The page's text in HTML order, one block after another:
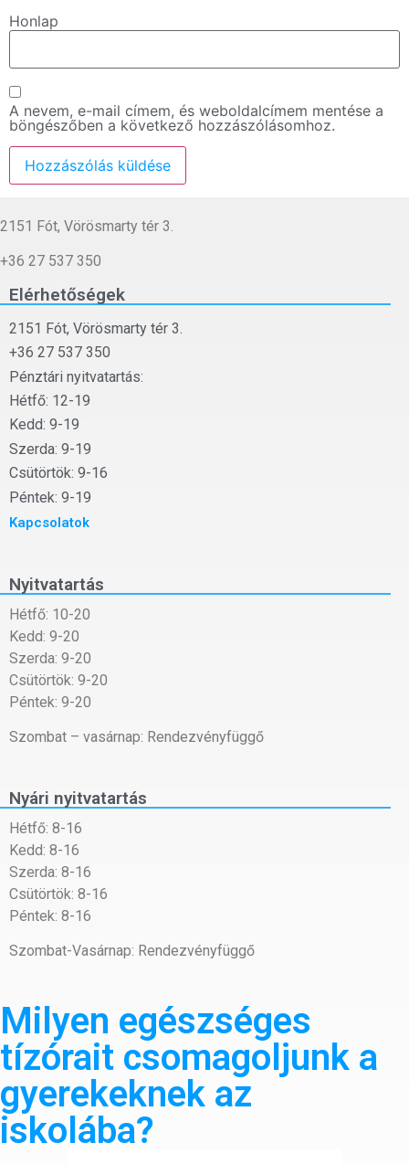
Honlap
A nevem, e-mail címem, és weboldalcímem mentése a
böngészőben a következő hozzászólásomhoz.
2151 Fót, Vörösmarty tér 3.
+36 27 537 350
Elérhetőségek
2151 Fót, Vörösmarty tér 3.
+36 27 537 350
Pénztári nyitvatartás:
Hétfő: 12-19
Kedd: 9-19
Szerda: 9-19
Csütörtök: 9-16
Péntek: 9-19
Kapcsolatok
Nyitvatartás
Hétfő: 10-20
Kedd: 9-20
Szerda: 9-20
Csütörtök: 9-20
Péntek: 9-20
Szombat – vasárnap: Rendezvényfüggő
Nyári nyitvatartás
Hétfő: 8-16
Kedd: 8-16
Szerda: 8-16
Csütörtök: 8-16
Péntek: 8-16
Szombat-Vasárnap: Rendezvényfüggő
Milyen egészséges
tízórait csomagoljunk a
gyerekeknek az
iskolába?